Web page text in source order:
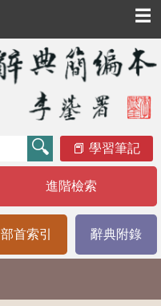
☰
學習筆記
進階檢索
部首索引 辭典附錄